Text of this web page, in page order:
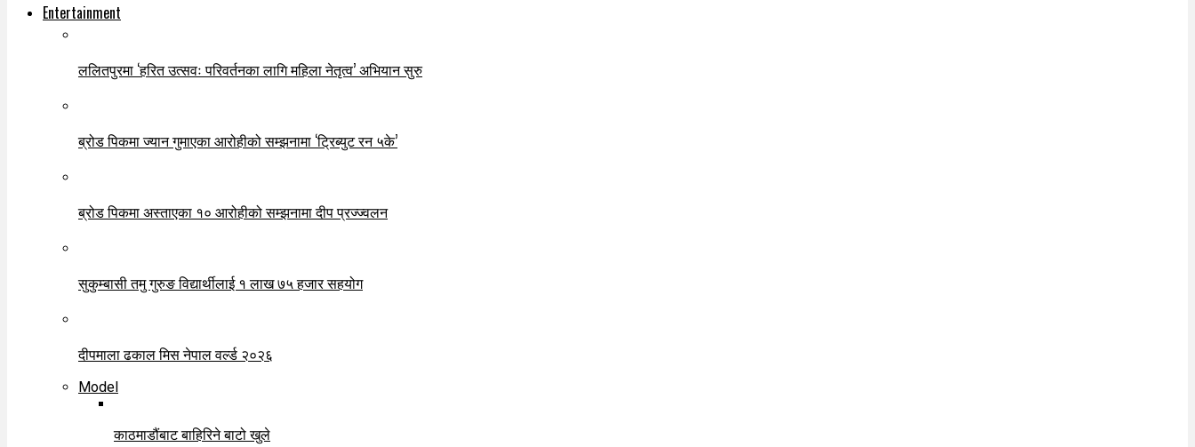
Entertainment
ललितपुरमा ‘हरित उत्सवः परिवर्तनका लागि महिला नेतृत्व’ अभियान सुरु
ब्रोड पिकमा ज्यान गुमाएका आरोहीको सम्झनामा ‘ट्रिब्युट रन ५के’
ब्रोड पिकमा अस्ताएका १० आरोहीको सम्झनामा दीप प्रज्ज्वलन
सुकुम्बासी तमु गुरुङ विद्यार्थीलाई १ लाख ७५ हजार सहयोग
दीपमाला ढकाल मिस नेपाल वर्ल्ड २०२६
Model
काठमाडौंबाट बाहिरिने बाटो खुले